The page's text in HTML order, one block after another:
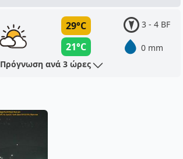
29°C
21°C
3 - 4 BF
0 mm
Πρόγνωση ανά 3 ώρες